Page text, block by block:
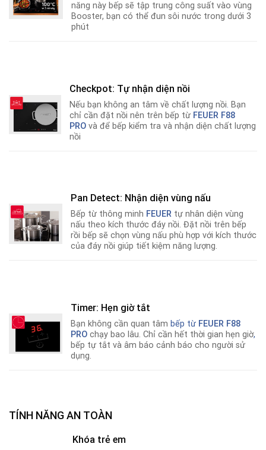
năng này bếp sẽ tập trung công suất vào vùng
Booster, bạn có thể đun sôi nước trong dưới 3
phút
Checkpot: Tự nhận diện nồi
Nếu bạn không an tâm về chất lượng nồi. Bạn
chỉ cần đặt nồi nên trên bếp từ FEUER F88
PRO và để bếp kiểm tra và nhận diện chất lượng
nồi
Pan Detect: Nhận diện vùng nấu
Bếp từ thông minh FEUER tự nhân diện vùng
nấu theo kích thước đáy nồi. Đặt nồi trên bếp
rồi bếp sẽ chọn vùng nấu phù hợp với kích thước
của đáy nồi giúp tiết kiệm năng lượng.
Timer: Hẹn giờ tắt
Bạn không cần quan tâm bếp từ FEUER F88
PRO chạy bao lâu. Chỉ cần hết thời gian hẹn giờ,
bếp tự tắt và âm báo cảnh báo cho người sử
dụng.
TÍNH NĂNG AN TOÀN
Khóa trẻ em